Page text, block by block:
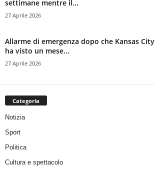
settimane mentre il...
27 Aprile 2026
Allarme di emergenza dopo che Kansas City
ha visto un mese...
27 Aprile 2026
Categoria
Notizia
Sport
Politica
Cultura e spettacolo